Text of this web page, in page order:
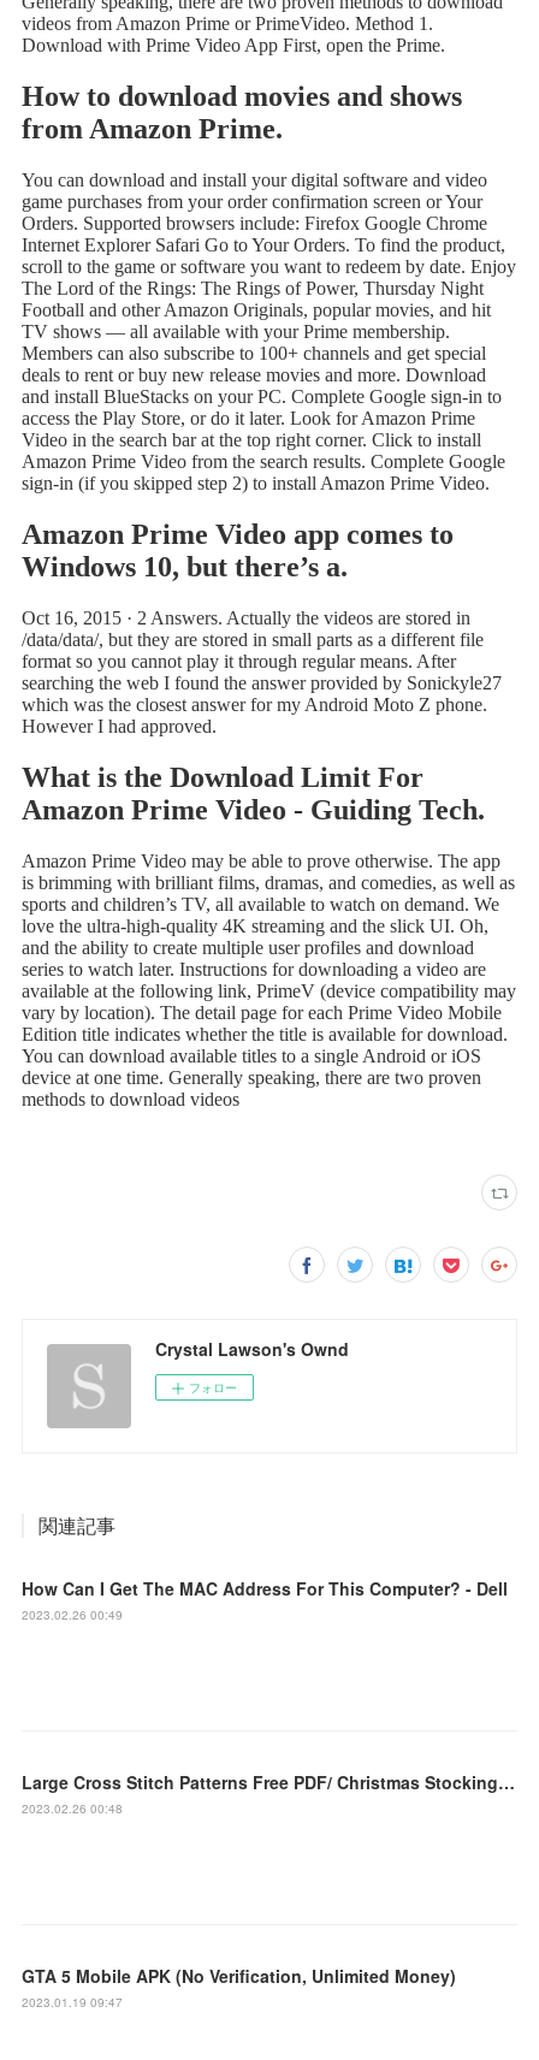
Crystal Lawson's Ownd
フォロー
関連記事
How Can I Get The MAC Address For This Computer? - Dell
2023.02.26 00:49
Large Cross Stitch Patterns Free PDF/ Christmas Stocking Snowmen With ...
2023.02.26 00:48
GTA 5 Mobile APK (No Verification, Unlimited Money)
2023.01.19 09:47